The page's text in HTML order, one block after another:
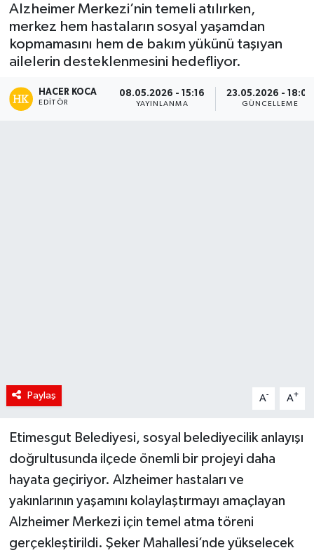
Alzheimer Merkezi’nin temeli atılırken,
merkez hem hastaların sosyal yaşamdan
kopmamasını hem de bakım yükünü taşıyan
ailelerin desteklenmesini hedefliyor.
HACER KOCA
EDITÖR
08.05.2026 - 15:16
YAYINLANMA
23.05.2026 - 18:00
GÜNCELLEME
Paylaş A- A+
Etimesgut Belediyesi, sosyal belediyecilik anlayışı
doğrultusunda ilçede önemli bir projeyi daha
hayata geçiriyor. Alzheimer hastaları ve
yakınlarının yaşamını kolaylaştırmayı amaçlayan
Alzheimer Merkezi için temel atma töreni
gerçekleştirildi. Şeker Mahallesi’nde yükselecek
Siyaset
Spor
Teknoloji